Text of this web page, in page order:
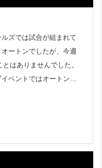
ズでは試合が組まれて
ートンでしたが、今週
はありませんでした。
ベントではオートンの